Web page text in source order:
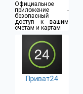
Официальное
приложение -
безопасный
доступ к вашим
счетам и картам
Приват24